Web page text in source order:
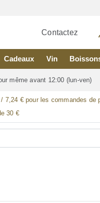
Contactez
Cadeaux Vin
même avant 12:00 (lun-ven)
7,24 € pour les commandes de
30 €